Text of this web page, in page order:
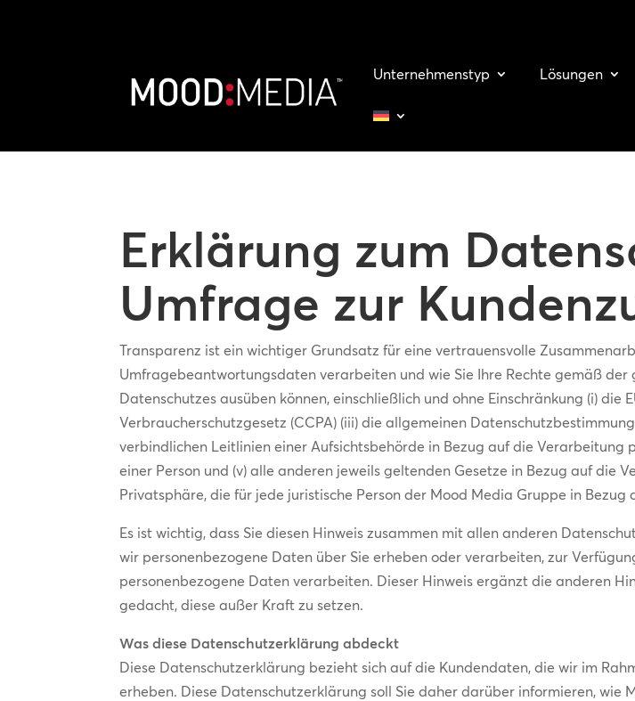
Unternehmenstyp Lösungen
Erklärung zum
Umfrage zur
Transparenz ist ein wichtiger Grundsatz für eine vertrauensvolle
Umfragebeantwortungsdaten verarbeiten und wie Sie Ihre Rechte gemäß
Datenschutzes ausüben können, einschließlich und ohne Einschränkung (i)
Verbraucherschutzgesetz (CCPA) (iii) die allgemeinen
verbindlichen Leitlinien einer Aufsichtsbehörde in Bezug auf die
einer Person und (v) alle anderen jeweils geltenden Gesetze in Bezug auf die
Privatsphäre, die für jede juristische Person der Mood Media Gruppe in
Es ist wichtig, dass Sie diesen Hinweis zusammen mit allen anderen
wir personenbezogene Daten über Sie erheben oder verarbeiten, zur
personenbezogene Daten verarbeiten. Dieser Hinweis ergänzt die anderen
gedacht, diese außer Kraft zu setzen.
Was diese Datenschutzerklärung abdeckt
Diese Datenschutzerklärung bezieht sich auf die Kundendaten, die wir im
erheben. Diese Datenschutzerklärung soll Sie daher darüber informieren,